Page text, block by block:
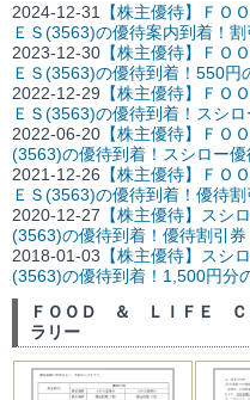
2024-12-31
【株主優待】Ｆ
ＥＳ(3563)の優待案内到着！
2023-12-30 【株主優待】Ｆ
ＥＳ(3563)の優待到着！550円
2022-12-29 【株主優待】Ｆ
ＥＳ(3563)の優待到着！スシロ
2022-06-20 【株主優待】ＦＯ
(3563)の優待到着！スシロー優
2021-12-26 【株主優待】Ｆ
ＥＳ(3563)の優待到着！優待割
2020-12-27 【株主優待】スシ
(3563)の優待到着！優待割引券
2018-01-03 【株主優待】スシ
(3563)の優待到着！1,500円分
ＦＯＯＤ ＆ ＬＩＦＥ Ｃ
ラリー